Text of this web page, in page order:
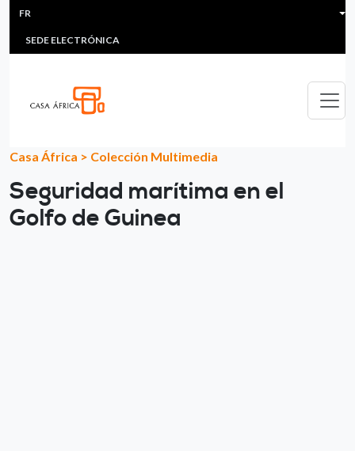
Aller au contenu principal
HEADER MENU
MULTIMEDIA
SEDE ELECTRÓNICA
FR
Casa África > Colección Multimedia
Seguridad marítima en el
Golfo de Guinea